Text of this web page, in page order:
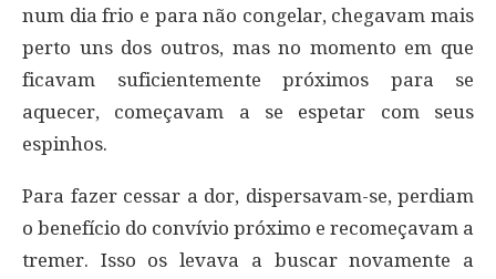
num dia frio e para não congelar, chegavam mais
perto uns dos outros, mas no momento em que
ficavam suficientemente próximos para se
aquecer, começavam a se espetar com seus
espinhos.
Para fazer cessar a dor, dispersavam-se, perdiam
o benefício do convívio próximo e recomeçavam a
tremer. Isso os levava a buscar novamente a